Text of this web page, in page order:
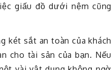
giấu đồ dưới nệm cũng
két sắt an toàn của khách
cho tài sản của bạn. Nếu